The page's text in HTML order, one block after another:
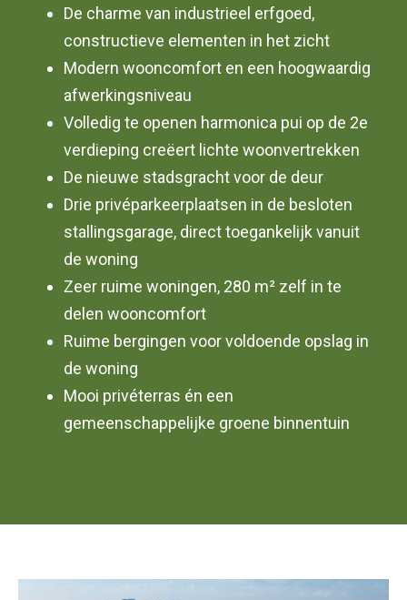
De charme van industrieel erfgoed,
constructieve elementen in het zicht
Modern wooncomfort en een hoogwaardig
afwerkingsniveau
Volledig te openen harmonica pui op de 2e
verdieping creëert lichte woonvertrekken
De nieuwe stadsgracht voor de deur
Drie privéparkeerplaatsen in de besloten
stallingsgarage, direct toegankelijk vanuit
de woning
Zeer ruime woningen, 280 m² zelf in te
delen wooncomfort
Ruime bergingen voor voldoende opslag in
de woning
Mooi privéterras én een
gemeenschappelijke groene binnentuin